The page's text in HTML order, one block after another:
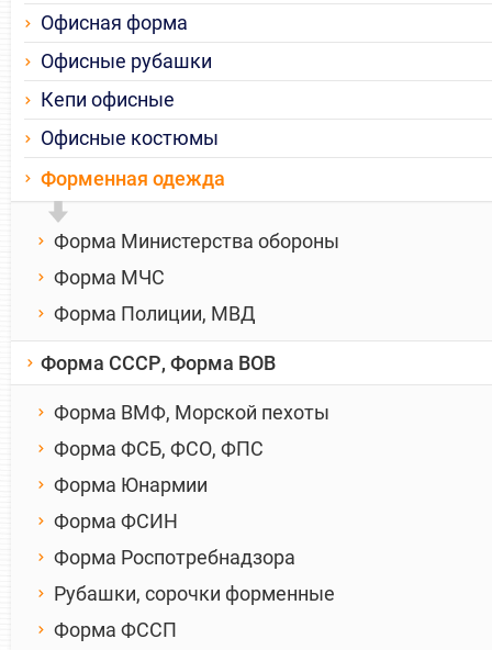
Офисная форма
Офисные рубашки
Кепи офисные
Офисные костюмы
Форменная одежда
Форма Министерства обороны
Форма МЧС
Форма Полиции, МВД
Форма СССР, Форма ВОВ
Форма ВМФ, Морской пехоты
Форма ФСБ, ФСО, ФПС
Форма Юнармии
Форма ФСИН
Форма Роспотребнадзора
Рубашки, сорочки форменные
Форма ФССП